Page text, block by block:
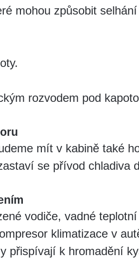
mohou způsobit
rozvodem pod
mít v kabině také
se přívod chladiva
vodiče, vadné
klimatizace v
přispívají k hromadění